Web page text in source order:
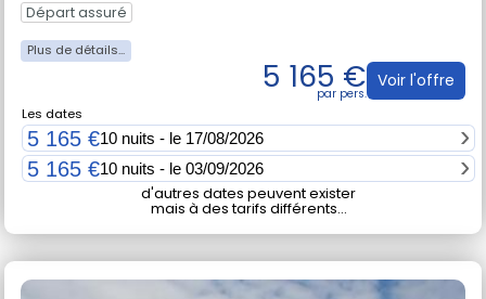
Départ assuré
5 165 € Voir l'offre
Les dates
5 165 €10 nuits - le 17/08/2026
5 165 €10 nuits - le 03/09/2026
d'autres dates peuvent exister
mais à des tarifs différents...